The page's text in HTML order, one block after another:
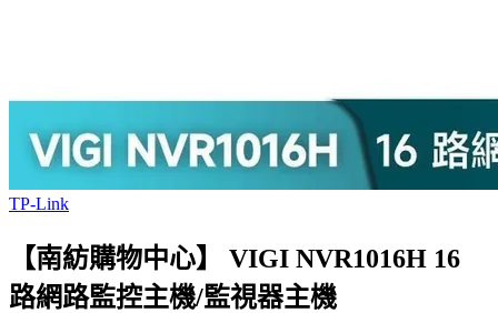
TP-Link
【南紡購物中心】 VIGI NVR1016H 16
路網路監控主機/監視器主機